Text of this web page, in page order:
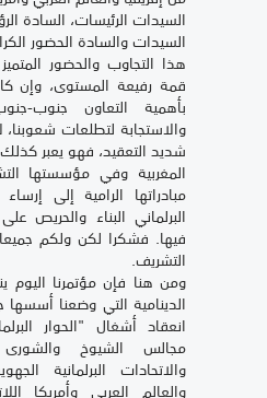
السيدات الرئيسات، السادة
السيدات والسادة الحضور
هذا التجاوب والحضور
قمة رفيعة المستوى، وإن
بأهمية التعاون جنوب-
والاستجابة لتطلعات
شديد التعقيد، فهو يعبر
المغربية وفي مؤسستها
مبادراتها الرامية إلى
البرلماني البناء والحريص
فيها. فشكرا لكن ولكم
التشريف.
ومن هنا فإن مؤتمرنا
الدينامية التي وضعنا
انعقاد أشغال "الحوار
مجالس الشيوخ والشورى
والاتحادات البرلمانية
والعالم العربي وأمريكا